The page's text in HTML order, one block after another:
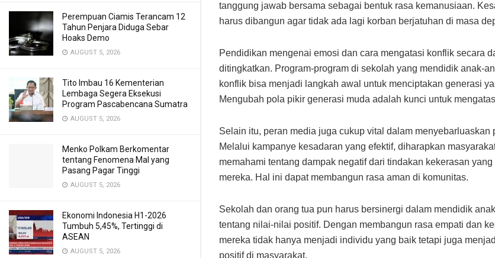
Perempuan Ciamis Terancam 12
Tahun Penjara Diduga Sebar
Hoaks Demo
AUGUST 5, 2026
Tito Imbau 16 Kementerian
Lembaga Segera Eksekusi
Program Pascabencana Sumatra
AUGUST 5, 2026
Menko Polkam Berkomentar
tentang Fenomena Mal yang
Pasang Pagar Tinggi
AUGUST 5, 2026
Ekonomi Indonesia H1-2026
Tumbuh 5,45%, Tertinggi di
ASEAN
AUGUST 5, 2026
tanggung jawab bersama sebagai bentuk rasa kemanusiaan.
harus dibangun agar tidak ada lagi korban berjatuhan di masa
Pendidikan mengenai emosi dan cara mengatasi konflik secara
ditingkatkan. Program-program di sekolah yang mendidik anak-
konflik bisa menjadi langkah awal untuk menciptakan generasi
Mengubah pola pikir generasi muda adalah kunci untuk
Selain itu, peran media juga cukup vital dalam menyebarluaskan
Melalui kampanye kesadaran yang efektif, diharapkan
memahami tentang dampak negatif dari tindakan kekerasan
mereka. Hal ini dapat membangun rasa aman di komunitas.
Sekolah dan orang tua pun harus bersinergi dalam mendidik
tentang nilai-nilai positif. Dengan membangun rasa empati dan
mereka tidak hanya menjadi individu yang baik tetapi juga
positif di masyarakat.